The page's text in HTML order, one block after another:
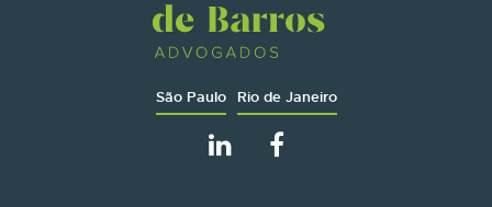
São Paulo Rio de Janeiro